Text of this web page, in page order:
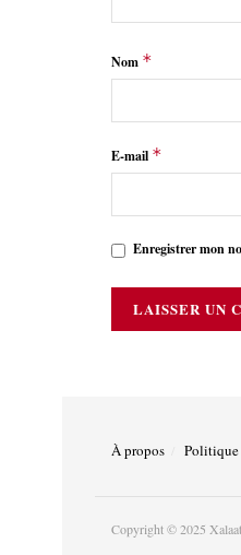
Nom *
E-mail *
Enregistrer mon
À propos
Copyright © 2025